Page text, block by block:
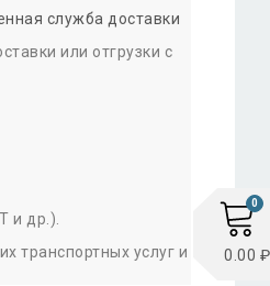
служба доставки
или отгрузки с
и др.).
транспортных услуг и
0
0.00 ₽